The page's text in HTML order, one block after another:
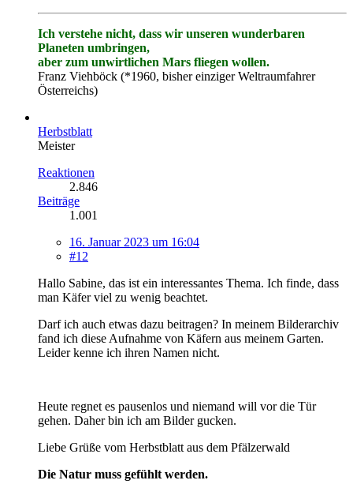
Ich verstehe nicht, dass wir unseren wunderbaren
Planeten umbringen,
aber zum unwirtlichen Mars fliegen wollen.
Franz Viehböck (*1960, bisher einziger Weltraumfahrer
Österreichs)
Herbstblatt
Meister
Reaktionen
2.846
Beiträge
1.001
16. Januar 2023 um 16:04
#12
Hallo Sabine, das ist ein interessantes Thema. Ich finde, dass
man Käfer viel zu wenig beachtet.
Darf ich auch etwas dazu beitragen? In meinem Bilderarchiv
fand ich diese Aufnahme von Käfern aus meinem Garten.
Leider kenne ich ihren Namen nicht.
Heute regnet es pausenlos und niemand will vor die Tür
gehen. Daher bin ich am Bilder gucken.
Liebe Grüße vom Herbstblatt aus dem Pfälzerwald
Die Natur muss gefühlt werden.